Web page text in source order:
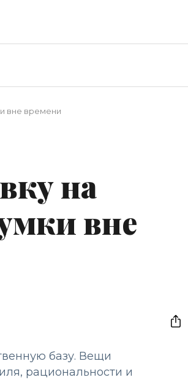
вне времени
на
вне
базу. Вещи
рациональности и